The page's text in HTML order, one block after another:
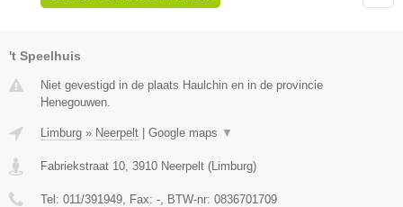
't Speelhuis
Niet gevestigd in de plaats Haulchin en in de provincie
Henegouwen.
Limburg » Neerpelt | Google maps ▼
Fabriekstraat 10 3910 Neerpelt (Limburg)
Tel: 011/391949 , Fax: - , BTW-nr: 0836701709